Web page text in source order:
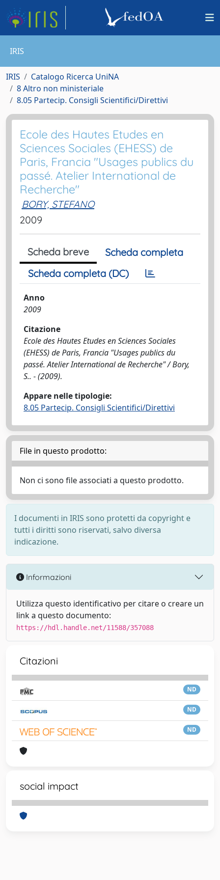
IRIS
IRIS
Catalogo Ricerca UniNA
8 Altro non ministeriale
8.05 Partecip. Consigli Scientifici/Direttivi
Ecole des Hautes Etudes en
Sciences Sociales (EHESS) de
Paris, Francia "Usages publics du
passé. Atelier International de
Recherche"
BORY, STEFANO
2009
Scheda breve
Scheda completa
Scheda completa (DC)
Anno
2009
Citazione
Ecole des Hautes Etudes en Sciences Sociales
(EHESS) de Paris, Francia "Usages publics du
passé. Atelier International de Recherche" / Bory,
S.. - (2009).
Appare nelle tipologie:
8.05 Partecip. Consigli Scientifici/Direttivi
File in questo prodotto:
Non ci sono file associati a questo prodotto.
I documenti in IRIS sono protetti da copyright e
tutti i diritti sono riservati, salvo diversa
indicazione.
Informazioni
Utilizza questo identificativo per citare o creare un
link a questo documento:
https://hdl.handle.net/11588/357088
Citazioni
ND
ND
ND
social impact